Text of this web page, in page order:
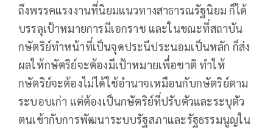
ถึงพรรคแรงงานที่นิยมแนวทางสาธารณรัฐนิยม ก็ได้
บรรลุเป้าหมายการมีเอกราช และในขณะที่สถาบัน
กษัตริย์ทำหน้าที่เป็นจุดประนีประนอมเป็นหลัก ก็ส่ง
ผลให้กษัตริย์จะต้องมีเป้าหมายเพื่อชาติ ทำให้
กษัตริย์จะต้องไม่ได้ใช้อำนาจเหมือนกับกษัตริย์ตาม
ระบอบเก่า แต่ต้องเป็นกษัตริย์ที่ปรับตัวและระบุตัว
ตนเข้ากับการพัฒนาระบบรัฐสภาและรัฐธรรมนูญใน